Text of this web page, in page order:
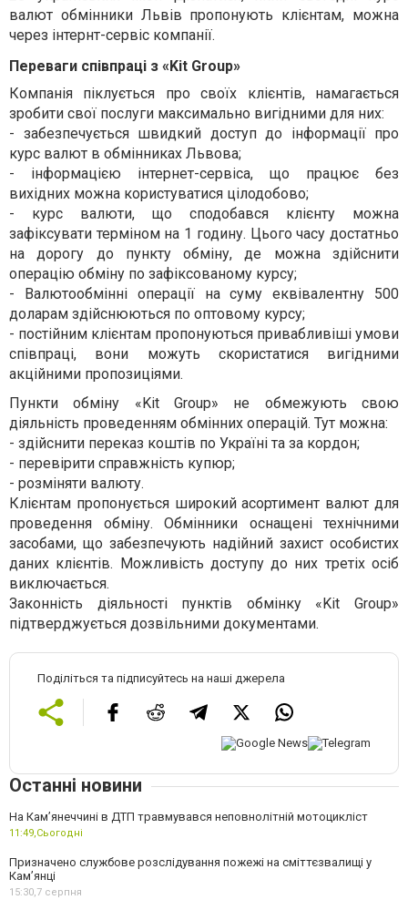
валют обмінники Львів пропонують клієнтам, можна
через інтернт-сервіс компанії.
Переваги співпраці з « Kit Group»
Компанія піклується про своїх клієнтів, намагається
зробити свої послуги максимально вигідними для них:
- забезпечується швидкий доступ до інформації про
курс валют в обмінниках Львова;
- інформацією інтернет-сервіса, що працює без
вихідних можна користуватися цілодобово;
- курс валюти, що сподобався клієнту можна
зафіксувати терміном на 1 годину. Цього часу достатньо
на дорогу до пункту обміну, де можна здійснити
операцію обміну по зафіксованому курсу;
- Валютообмінні операції на суму еквівалентну 500
доларам здійснюються по оптовому курсу;
- постійним клієнтам пропонуються привабливіші умови
співпраці, вони можуть скористатися вигідними
акційними пропозиціями.
Пункти обміну « Kit Group» не обмежують свою
діяльність проведенням обмінних операцій. Тут можна:
- здійснити переказ коштів по Україні та за кордон;
- перевірити справжність купюр;
- розміняти валюту.
Клієнтам пропонується широкий асортимент валют для
проведення обміну. Обмінники оснащені технічними
засобами, що забезпечують надійний захист особистих
даних клієнтів. Можливість доступу до них третіх осіб
виключається.
Законність діяльності пунктів обмінку « Kit Group»
підтверджується дозвільними документами.
Поділіться та підписуйтесь на наші джерела
Останні новини
На Кам’янеччині в ДТП травмувався неповнолітній мотоцикліст
11:49,Сьогодні
Призначено службове розслідування пожежі на сміттєзвалищі у
Кам’янці
15:30,7 серпня